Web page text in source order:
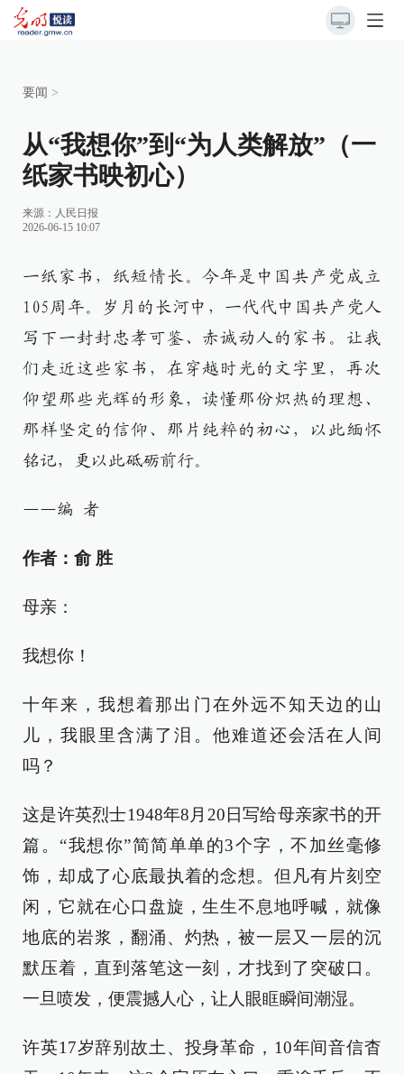
要闻 >
从“我想你”到“为人类解放”（一
纸家书映初心）
来源： 人民日报
2026-06-15 10:07
一纸家书，纸短情长。今年是中国共产党成立
105周年。岁月的长河中，一代代中国共产党人
写下一封封忠孝可鉴、赤诚动人的家书。让我
们走近这些家书，在穿越时光的文字里，再次
仰望那些光辉的形象，读懂那份炽热的理想、
那样坚定的信仰、那片纯粹的初心，以此缅怀
铭记，更以此砥砺前行。
——编 者
作者：俞 胜
母亲：
我想你！
十年来，我想着那出门在外远不知天边的山
儿，我眼里含满了泪。他难道还会活在人间
吗？
这是许英烈士1948年8月20日写给母亲家书的开
篇。“我想你”简简单单的3个字，不加丝毫修
饰，却成了心底最执着的念想。但凡有片刻空
闲，它就在心口盘旋，生生不息地呼喊，就像
地底的岩浆，翻涌、灼热，被一层又一层的沉
默压着，直到落笔这一刻，才找到了突破口。
一旦喷发，便震撼人心，让人眼眶瞬间潮湿。
许英17岁辞别故土、投身革命，10年间音信杳